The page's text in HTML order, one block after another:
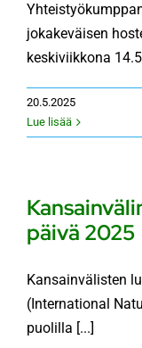
OTA YHTEYTTÄ
ENG
jokakeväisen
keskiviikkona
20.5.2025
Lue lisää
päivä 2025
Kansainvälisten
(International
puolilla [...]